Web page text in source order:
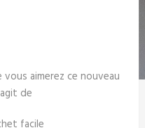
aimerez ce nouveau
de